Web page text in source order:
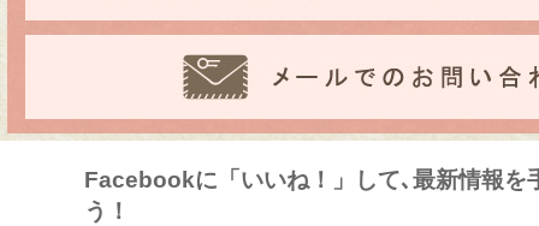
Facebookに「いいね！」して､最新情報を
う！